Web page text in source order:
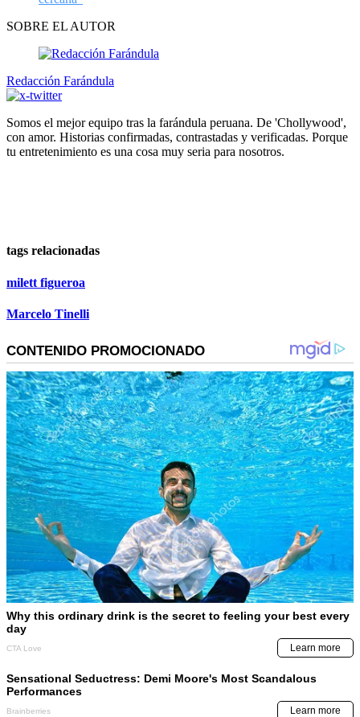
SOBRE EL AUTOR
Redacción Farándula
Somos el mejor equipo tras la farándula peruana. De 'Chollywood',
con amor. Historias confirmadas, contrastadas y verificadas. Porque
tu entretenimiento es una cosa muy seria para nosotros.
tags relacionadas
milett figueroa
Marcelo Tinelli